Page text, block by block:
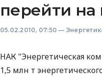
перейти на
05.02.2010, 07:50 —
НАК "Энергетическая
1,5 млн т